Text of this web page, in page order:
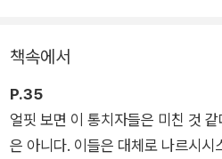
같은 연구소에서 발표한 「민주주의
24년 22년 만에 처음으로 권위주의
로 민주주의 국가(88개)보다 많았
에서는 2010년대부터 권위주의가
책속에서
P.35
얼핏 보면 이 통치자들은 미친 것
은 아니다. 이들은 대체로 나르시